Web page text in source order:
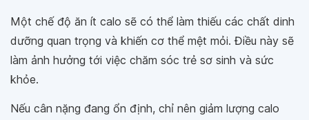
Một chế độ ăn ít calo sẽ có thể làm thiếu các chất dinh
dưỡng quan trọng và khiến cơ thể mệt mỏi. Điều này sẽ
làm ảnh hưởng tới việc chăm sóc trẻ sơ sinh và sức
khỏe.
Nếu cân nặng đang ổn định, chỉ nên giảm lượng calo